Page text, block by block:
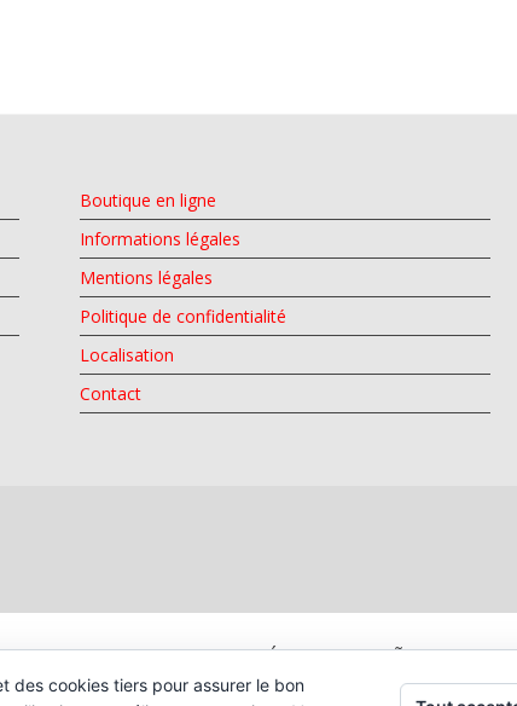
Boutique en ligne
Informations légales
Mentions légales
Politique de confidentialité
Localisation
Contact
des cookies tiers pour assurer le bon
PELOS FUNDOS DE PRÓXIMA GERAÇÃO (UE) DO